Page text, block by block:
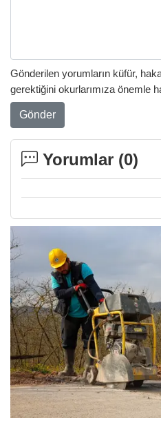
Gönderilen yorumların küfür,
gerektiğini okurlarımıza önemle
Gönder
Yorumlar (0)